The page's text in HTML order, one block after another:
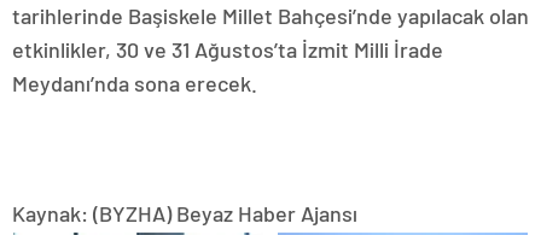
tarihlerinde Başiskele Millet Bahçesi’nde yapılacak olan
etkinlikler, 30 ve 31 Ağustos’ta İzmit Milli İrade
Meydanı’nda sona erecek.
Kaynak: (BYZHA) Beyaz Haber Ajansı